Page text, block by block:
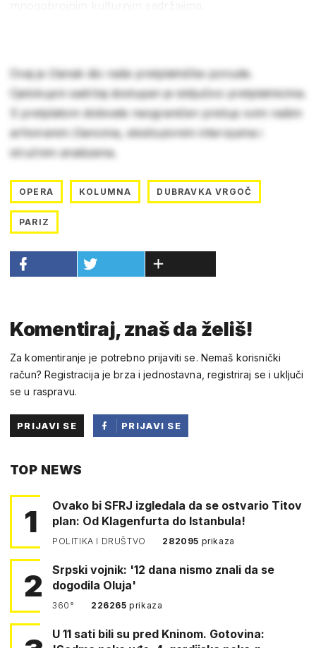
Ovaj je članak dio naše pretplatničke ponude.
Cjelokupni sadržaj dostupan je isključivo pretplatnicima.
S pretplatom dobivate neograničen pristup svim našim
arhiviranim člancima, ekskluzivnim intervjuima i
stručnim analizama.
OPERA KOLUMNA DUBRAVKA VRGOČ
PARIZ
Komentiraj, znaš da želiš!
Za komentiranje je potrebno prijaviti se. Nemaš korisnički
račun? Registracija je brza i jednostavna, registriraj se i uključi
se u raspravu.
PRIJAVI SE
PRIJAVI SE
TOP NEWS
1
Ovako bi SFRJ izgledala da se ostvario Titov
plan: Od Klagenfurta do Istanbula!
POLITIKA I DRUŠTVO 282095 prikaza
2
Srpski vojnik: '12 dana nismo znali da se
dogodila Oluja'
360° 226265prikaza
U 11 sati bili su pred Kninom. Gotovina: